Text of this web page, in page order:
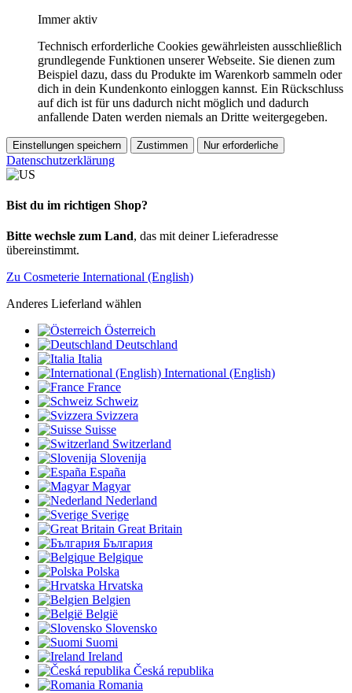
Immer aktiv
Technisch erforderliche Cookies gewährleisten ausschließlich
grundlegende Funktionen unserer Webseite. Sie dienen zum
Beispiel dazu, dass du Produkte im Warenkorb sammeln oder
dich in dein Kundenkonto einloggen kannst. Ein Rückschluss
auf dich ist für uns dadurch nicht möglich und dadurch
anfallende Daten werden niemals an Dritte weitergegeben.
Einstellungen speichern Zustimmen Nur erforderliche
Datenschutzerklärung
Bist du im richtigen Shop?
Bitte wechsle zum Land, das mit deiner Lieferadresse
übereinstimmt.
Zu Cosmeterie International (English)
Anderes Lieferland wählen
Österreich
Deutschland
Italia
International (English)
France
Schweiz
Svizzera
Suisse
Switzerland
Slovenija
España
Magyar
Nederland
Sverige
Great Britain
България
Belgique
Polska
Hrvatska
Belgien
België
Slovensko
Suomi
Ireland
Česká republika
Romania